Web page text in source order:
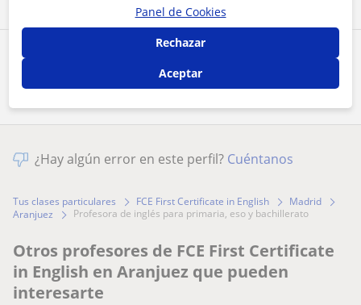
Comparte a este profesor
¿Hay algún error en este perfil? Cuéntanos
Tus clases particulares FCE First Certificate in English
Madrid
Aranjuez
profesora de inglés para primaria, eso y bachillerato
Otros profesores de FCE First Certificate
in English en Aranjuez que pueden
interesarte
Panel de Cookies
Rechazar
Aceptar